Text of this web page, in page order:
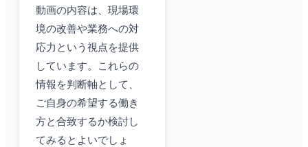
動画の内容は、現場環
境の改善や業務への対
応力という視点を提供
しています。これらの
情報を判断軸として、
ご自身の希望する働き
方と合致するか検討し
てみるとよいでしょ